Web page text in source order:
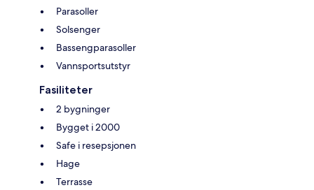
Parasoller
Solsenger
Bassengparasoller
Vannsportsutstyr
Fasiliteter
2 bygninger
Bygget i 2000
Safe i resepsjonen
Hage
Terrasse